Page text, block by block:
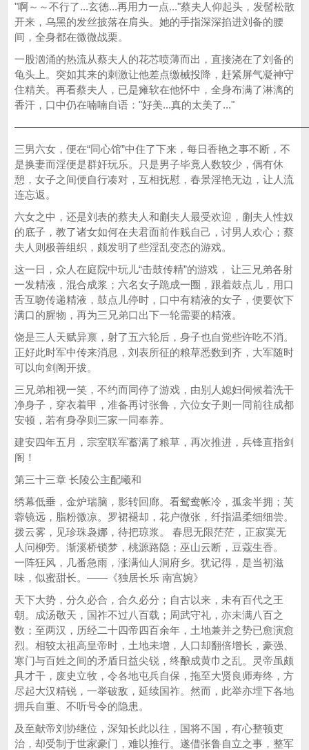
"啊～～不行了...玄德...再用力一点..."蔡夫人仰起头，发髻松散
开来，乌黑的发丝披落在肩头。她的手指深深掐进刘备的腰
间，全身都在微微战栗。
一股汹涌的热流从蔡夫人的花芯喷薄而出，直接浇在了刘备的
龟头上。突如其来的刺激让他差点缴械投降，赶紧屏气凝神守
住精关。再看蔡夫人，已是瘫软在他怀中，全身布满了淋漓的
香汗，口中仍在喃喃自语："好美...真的太美了..."
三男六女，便在“同心馆”中住了下来，每日香艳之事不断，不
是换妻而淫便是群奸玩乐。只是男子毕竟人数较少，偶有休
憩，女子之间便自行凑对，互相抚慰，春景淫艳无边，让人流
连忘返。
六女之中，还是刘表的蔡夫人和蒯夫人最受欢迎，蒯夫人性奴
的底子，教了诸女如何在夫君面前作贱自己，讨男人欢心；蔡
夫人则极善组织，颇发明了些淫乱变态的游戏。
这一日，众人在庭院中玩儿“击鼓传精”的游戏， 让三兄弟各射
一发精液，混合成浆；六名女子跪成一圈，跟着鼓点儿，用口
舌互吻传递精液，鼓点儿停时，口中有精液的女子，便要饮下
满口的腥物，再为三兄弟口出下一轮需要的精液。
饶是三人天赋异禀，射了五六轮后，身子也自觉些许吃不消。
正好此时军中传来消息，刘表所征的粮草悉数到齐，大军随时
可以向剑阁开拔。
三兄弟相视一笑，不约而同停了游戏，由别人媳妇伺候着洗干
净身子，穿衣着甲，准备再讨张鲁，六位女子则一同前往成都
安顿，若有身孕则三家一同奉养。
建安四年五月，宗室联军蓄满了粮草，再次推进，兵锋直指剑
阁！
第三十三章 长陵公主配曦和
绣幕低垂，金炉瑞脑，影转回廊。看鸳鸯帐冷，孤衾半拥；芙
蓉镜远，脂粉微凉。罗裙褪却，花户微张，纤指温柔细细尝。
拨云雾，见珍珠袅娜，待把琼浆。 春思无限茫茫，正寂寞无
人问柳旁。渐溪桥锁梦，桃源路隐；巫山云断，豆蔻生香。
一阵狂风，几番急雨，涨满仙人洞府乡。犹记得，是当初滋
味，似蜜甜长。——《独居长乐 南宫婉》
天下大势，分久必合，合久必分；自古以来，未有百代之王
朝。成汤敬天，国祚不过八百载；周武守礼，亦未满八百之
数；至两汉，历经二十四帝四百余年，土地兼并之势已愈演愈
烈。相较太祖高皇帝时，土地未增，人口却翻倍增长，豪强、
寒门与百姓之间的矛盾日益尖锐，终酿成黄巾之乱。灵帝虽颇
具才干，废史立牧，令各地屯兵自保，拖至大贤良师寿终，方
尽起大汉精锐，一举破敌，延续国祚。然而，此举亦埋下各地
拥兵自重、不听号令的隐患。
及至献帝刘协继位，深知长此以往，国将不国，有心整顿吏
治，却受制于世家豪门，难以推行。遂借张鲁自立之事，整军